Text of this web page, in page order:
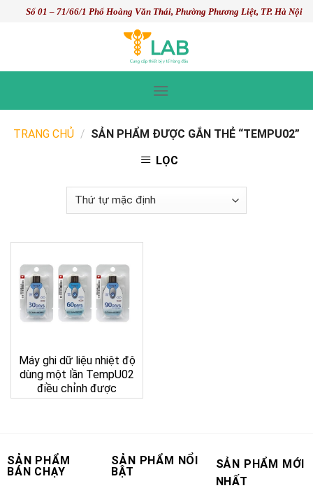
Số 01 – 71/66/1 Phố Hoàng Văn Thái, Phường Phương Liệt, TP. Hà Nội
TRANG CHỦ / SẢN PHẨM ĐƯỢC GẮN THẺ “TEMPU02”
LỌC
Máy ghi dữ liệu nhiệt độ
dùng một lần TempU02
điều chỉnh được
SẢN PHẨM
BÁN CHẠY
SẢN PHẨM NỔI
BẬT
SẢN PHẨM MỚI
NHẤT